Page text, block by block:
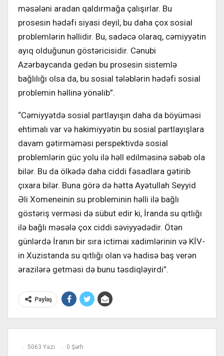
məsələni aradan qaldırmağa çalışırlar. Bu
prosesin hədəfi siyasi deyil, bu daha çox sosial
problemlərin həllidir. Bu, sadəcə olaraq, cəmiyyətin
ayıq olduğunun göstəricisidir. Cənubi
Azərbaycanda gedən bu prosesin sistemlə
bağlılığı olsa da, bu sosial tələblərin hədəfi sosial
problemin həllinə yönəlib”.
“Cəmiyyətdə sosial partlayışın daha da böyüməsi
ehtimalı var və hakimiyyətin bu sosial partlayışlara
davam gətirməməsi perspektivdə sosial
problemlərin güc yolu ilə həll edilməsinə səbəb ola
bilər. Bu da ölkədə daha ciddi fəsadlara gətirib
çıxara bilər. Buna görə də hətta Ayətullah Seyyid
Əli Xomeneinin su probleminin həlli ilə bağlı
göstəriş verməsi də sübut edir ki, İranda su qıtlığı
ilə bağlı məsələ çox ciddi səviyyədədir. Ötən
günlərdə İranın bir sıra ictimai xadimlərinin və KİV-
in Xuzistanda su qıtlığı olan və hadisə baş verən
ərazilərə getməsi də bunu təsdiqləyirdi”.
Paylaş
5063 Yazı 0 Şərh